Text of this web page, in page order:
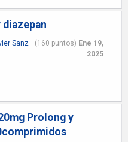
Sanz (160 puntos) Ene 19,
2025
Prolong y